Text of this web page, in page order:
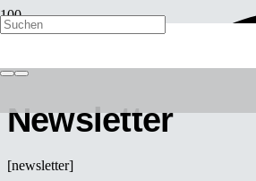
Newsletter
[newsletter]